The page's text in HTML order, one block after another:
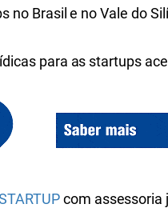
no Brasil e no Vale do
para as startups
com assessoria